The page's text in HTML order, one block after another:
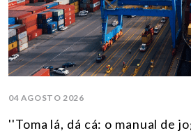
04 AGOSTO 2026
''Toma lá, dá cá: o manual de